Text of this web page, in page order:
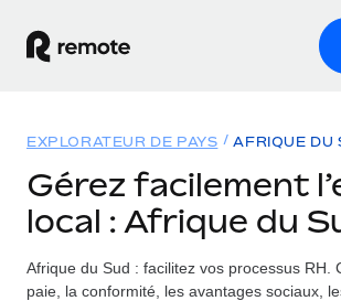
EMPLOI À L’INTERNATIONAL
Paie multipays
Gérez la paie facilement et en toute
Solutions
COUVERTURE MONDIALE
Ressources
EXPLORATEUR DE PAYS AFRIQUE DU
Gérez facilement
local : Afrique du
Afrique du Sud : facilitez vos processus RH.
paie, la conformité, les avantages sociaux,